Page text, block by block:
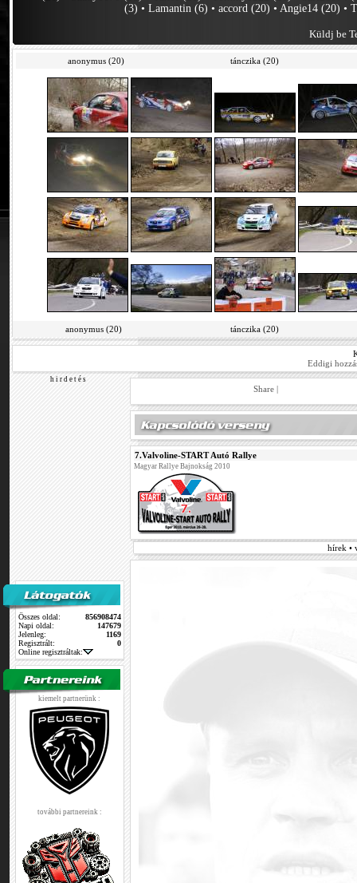
(3) •Lamantin (6) •accord (20) •Angie14 (20) •
Küldj be
anonymus (20) tánczika (20)
anonymus (20) tánczika (20)
Eddigi
h i r d e t é s
Összes oldal:
856908474
Napi oldal:
147679
Jelenleg:
1169
Regisztrált:
0
Online regisztráltak:
kiemelt partnerünk :
további partnereink :
Share |
7.Valvoline-START Autó Rallye
Magyar Rallye Bajnokság 2010
hírek •